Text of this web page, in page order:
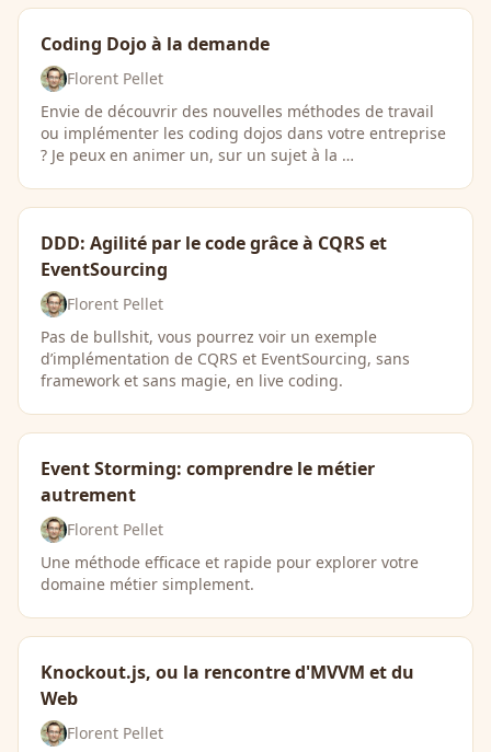
Coding Dojo à la demande
Florent Pellet
Envie de découvrir des nouvelles méthodes de travail
ou implémenter les coding dojos dans votre entreprise
? Je peux en animer un, sur un sujet à la …
DDD: Agilité par le code grâce à CQRS et
EventSourcing
Florent Pellet
Pas de bullshit, vous pourrez voir un exemple
d’implémentation de CQRS et EventSourcing, sans
framework et sans magie, en live coding.
Event Storming: comprendre le métier
autrement
Florent Pellet
Une méthode efficace et rapide pour explorer votre
domaine métier simplement.
Knockout.js, ou la rencontre d'MVVM et du
Web
Florent Pellet